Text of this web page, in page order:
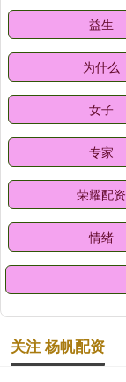
益生
为什么
女子
专家
荣耀配资
情绪
关注 杨帆配资